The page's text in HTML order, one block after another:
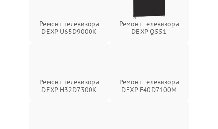
Ремонт телевизора
DEXP U65D9000K
Ремонт телевизора
DEXP Q551
Ремонт телевизора
DEXP H32D7300K
Ремонт телевизора
DEXP F40D7100M